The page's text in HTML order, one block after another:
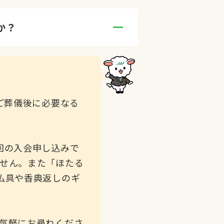
？
儀後に必要なる
の入会申し込みで
ん。また「ほたる
具や香典返しのギ